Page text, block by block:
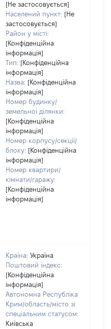
[Не застосовується]
Населений пункт: [Не
застосовується]
Район у місті:
[Конфіденційна
інформація]
Тип: [Конфіденційна
інформація]
Назва: [Конфіденційна
інформація]
Номер будинку/
земельної ділянки:
[Конфіденційна
інформація]
Номер корпусу/секції/
блоку: [Конфіденційна
інформація]
Номер квартири/
кімнати/гаражу:
[Конфіденційна
інформація]
Країна: Україна
Поштовий індекс:
[Конфіденційна
інформація]
Автономна Республіка
Крим/область/місто зі
спеціальним статусом:
Київська